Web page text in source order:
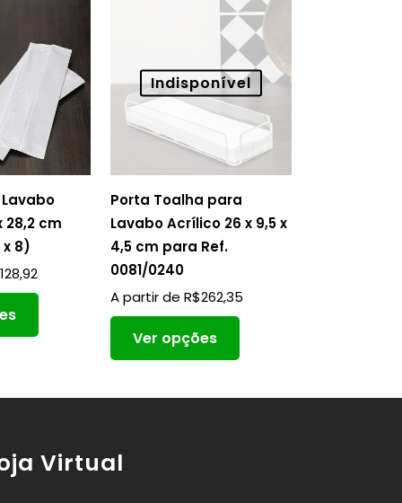
28,2 cm
8)
128,92
Indisponível
Porta Toalha para
Lavabo Acrílico 26 x 9,5 x
4,5 cm para Ref.
0081/0240
A partir deR$262,35
Ver opções
Virtual